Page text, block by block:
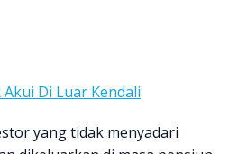
Akui Di Luar Kendali
yang tidak menyadari